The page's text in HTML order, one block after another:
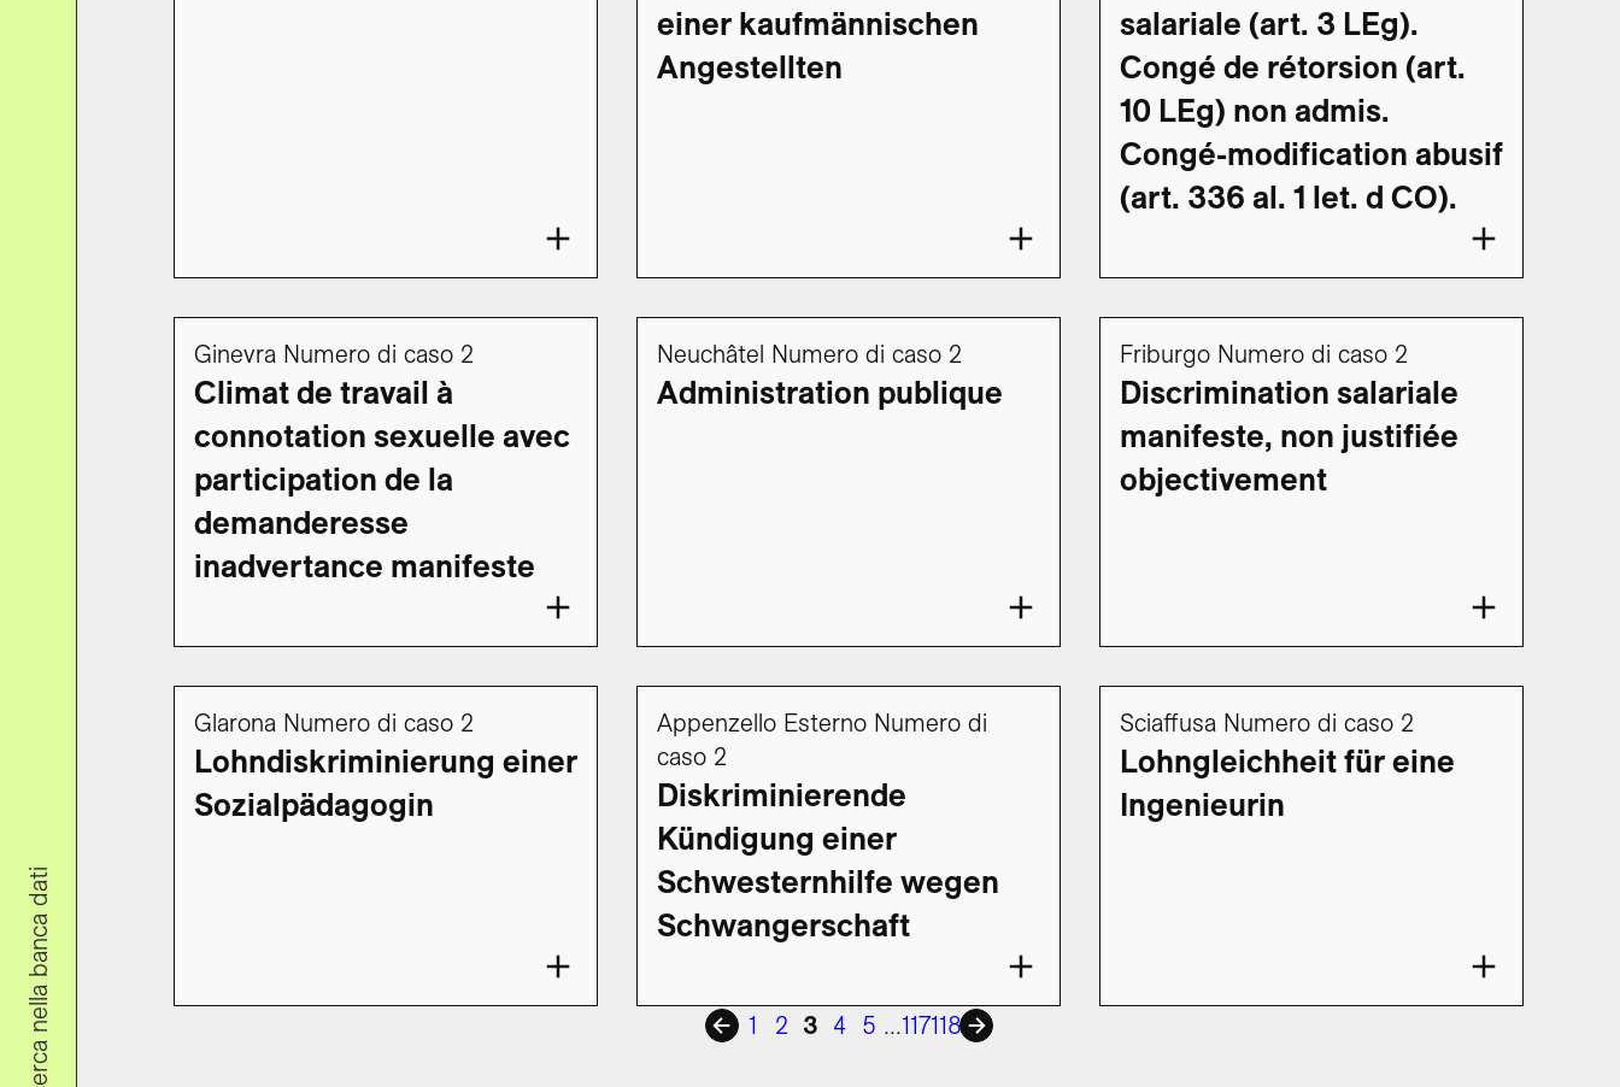
Ricerca nella banca dati
einer kaufmännischen
Angestellten
salariale (art. 3 LEg).
Congé de rétorsion (art.
10 LEg) non admis.
Congé-modification abusif
(art. 336 al. 1 let. d CO).
Ginevra Numero di caso 2
Climat de travail à
connotation sexuelle avec
participation de la
demanderesse
inadvertance manifeste
Neuchâtel Numero di caso 2
Administration publique
Friburgo Numero di caso 2
Discrimination salariale
manifeste, non justifiée
objectivement
Glarona Numero di caso 2
Lohndiskriminierung einer
Sozialpädagogin
Appenzello Esterno Numero di
caso 2
Diskriminierende
Kündigung einer
Schwesternhilfe wegen
Schwangerschaft
Sciaffusa Numero di caso 2
Lohngleichheit für eine
Ingenieurin
1 2 3 4 5 ...117118